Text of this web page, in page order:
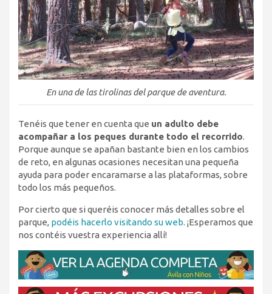
En una de las tirolinas del parque de aventura.
Tenéis que tener en cuenta que un adulto debe
acompañar a los peques durante todo el recorrido.
Porque aunque se apañan bastante bien en los cambios
de reto, en algunas ocasiones necesitan una pequeña
ayuda para poder encaramarse a las plataformas, sobre
todo los más pequeños.
Por cierto que si queréis conocer más detalles sobre el
parque, podéis hacerlo visitando su web. ¡Esperamos que
nos contéis vuestra experiencia allí!